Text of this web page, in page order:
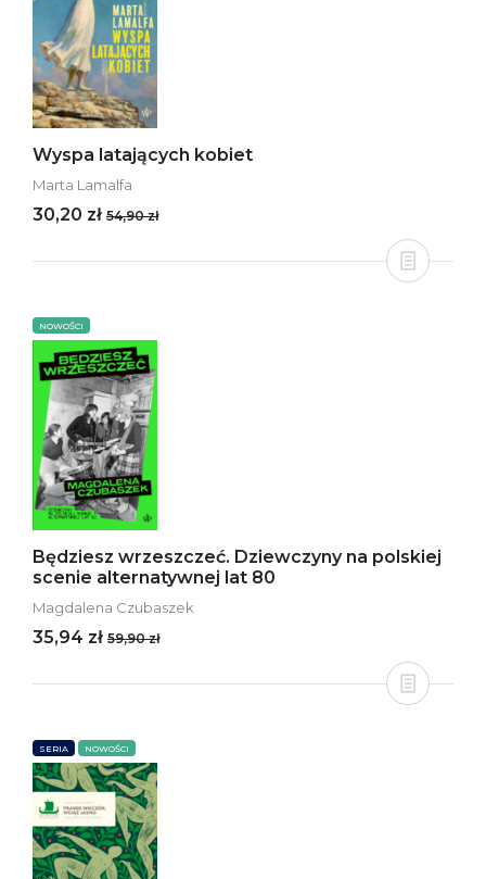
Wyspa latających kobiet
Marta Lamalfa
30,20 zł 54,90 zł
NOWOŚCI
Będziesz wrzeszczeć. Dziewczyny na polskiej
scenie alternatywnej lat 80
Magdalena Czubaszek
35,94 zł 59,90 zł
SERIA NOWOŚCI